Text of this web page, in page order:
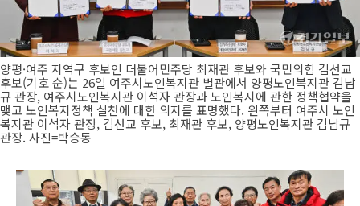
양평·여주 지역구 후보인 더불어민주당 최재관 후보와 국민의힘 김선교
후보(기호 순)는 26일 여주시노인복지관 별관에서 양평노인복지관 김남
규 관장, 여주시노인복지관 이석자 관장과 노인복지에 관한 정책협약을
맺고 노인복지정책 실천에 대한 의지를 표명했다. 왼쪽부터 여주시 노인
복지관 이석자 관장, 김선교 후보, 최재관 후보, 양평노인복지관 김남규
관장. 사진=박승동